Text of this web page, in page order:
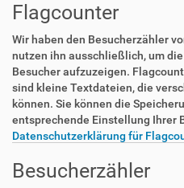
Flagcounter
Wir haben den Besucherzähler
nutzen ihn ausschließlich, um
Besucher aufzuzeigen.
sind kleine Textdateien, die
können. Sie können die
entsprechende Einstellung Ihrer
Datenschutzerklärung für
Besucherzähler